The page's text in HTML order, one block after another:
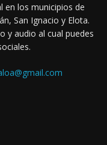
en los municipios de
San Ignacio y Elota.
y audio al cual puedes